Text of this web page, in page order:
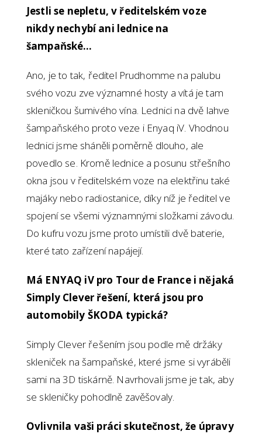
Jestli se nepletu, v ředitelském voze
nikdy nechybí ani lednice na
šampaňské…
Ano, je to tak, ředitel Prudhomme na palubu
svého vozu zve významné hosty a vítá je tam
skleničkou šumivého vína. Lednici na dvě lahve
šampaňského proto veze i Enyaq iV. Vhodnou
lednici jsme sháněli poměrně dlouho, ale
povedlo se. Kromě lednice a posunu střešního
okna jsou v ředitelském voze na elektřinu také
majáky nebo radiostanice, díky níž je ředitel ve
spojení se všemi významnými složkami závodu.
Do kufru vozu jsme proto umístili dvě baterie,
které tato zařízení napájejí.
Má ENYAQ iV pro Tour de France i nějaká
Simply Clever řešení, která jsou pro
automobily ŠKODA typická?
Simply Clever řešením jsou podle mě držáky
skleniček na šampaňské, které jsme si vyráběli
sami na 3D tiskárně. Navrhovali jsme je tak, aby
se skleničky pohodlně zavěšovaly.
Ovlivnila vaši práci skutečnost, že úpravy